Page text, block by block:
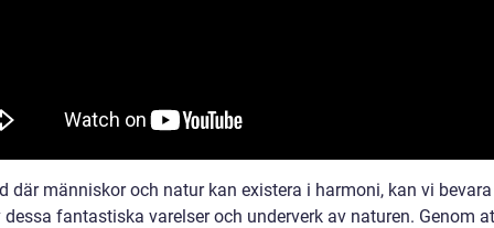
där människor och natur kan existera i harmoni, kan vi
fantastiska varelser och underverk av naturen. Genom